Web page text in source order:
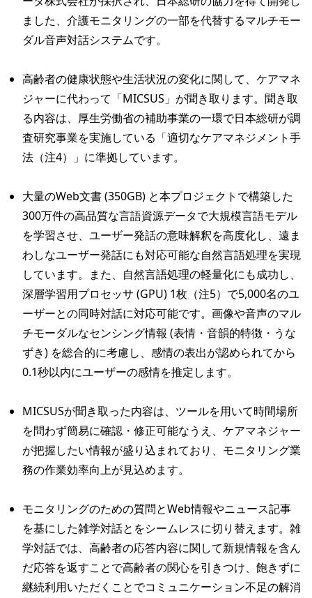
ました、介護モニタリングの一部を代替するマルチモー
ダル音声対話システムです。
高齢者の健康状態や生活状況の変化に関して、ケアマネ
ジャーに代わって「MICSUS」が聞き取ります。聞き取
る内容は、厚生労働省の補助事業の一環で日本総研が調
査研究事業を実施している「適切なケアマネジメント手
法（注4）」に準拠しています。
大量のWeb文書 (350GB) と本プロジェクトで構築した
300万件の高品質な言語資源データで大規模言語モデル
を学習させ、ユーザー発話の意味解釈を高度化し、遠ま
わしなユーザー発話にも対応可能な自然言語処理を実現
しています。また、自然言語処理の軽量化にも成功し、
深層学習用プロセッサ (GPU) 1枚（注5）で5,000名のユ
ーザーとの同時対話に対応可能です。画像や音声のマル
チモーダルなセンシング情報 (表情・音韻的特徴・うな
ずき) を総合的に考慮し、感情の表出が認められてから
0.1秒以内にユーザーの感情を推定します。
MICSUSが聞き取った内容は、ツールを用いて時間場所
を問わず簡易に確認・修正可能なうえ、ケアマネジャー
が把握したい情報が盛り込まれており、モニタリング業
務の作業効率向上が見込めます。
モニタリングのための質問とWeb情報やニュース記事
を基にした雑学対話とをシームレスに切り替えます。雑
学対話では、高齢者の応答内容に関して新規情報を含ん
だ応答を返すことで高齢者の関心を引きつけ、飽きずに
継続利用いただくことでコミュニケーション不足の解消